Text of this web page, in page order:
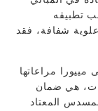
تطبيقه
شفافة، فقد
مراعاتها
هي ضمان
المعتاد